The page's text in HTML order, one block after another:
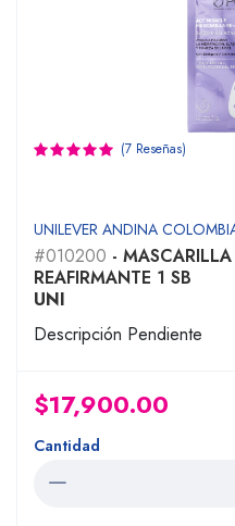
(7 Reseñas)
UNILEVER ANDINA
#010200 -
REAFIRMANTE 1 SB
UNI
Descripción Pendiente
$17,900.00
Cantidad